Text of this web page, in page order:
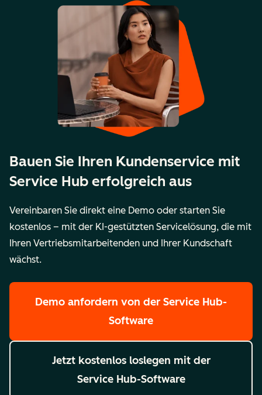
Bauen Sie Ihren Kundenservice mit
Service Hub erfolgreich aus
Vereinbaren Sie direkt eine Demo oder starten Sie
kostenlos – mit der KI-gestützten Servicelösung, die mit
Ihren Vertriebsmitarbeitenden und Ihrer Kundschaft
wächst.
Demo anfordern von der Service Hub-
Software
Jetzt kostenlos loslegen mit der
Service Hub-Software